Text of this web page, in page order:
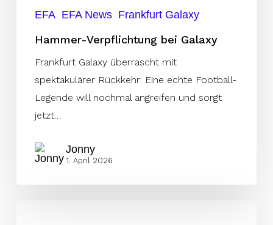
EFA EFA News Frankfurt Galaxy
Hammer-Verpflichtung bei Galaxy
Frankfurt Galaxy überrascht mit
spektakulärer Rückkehr: Eine echte Football-
Legende will nochmal angreifen und sorgt
jetzt…
Jonny
1. April 2026